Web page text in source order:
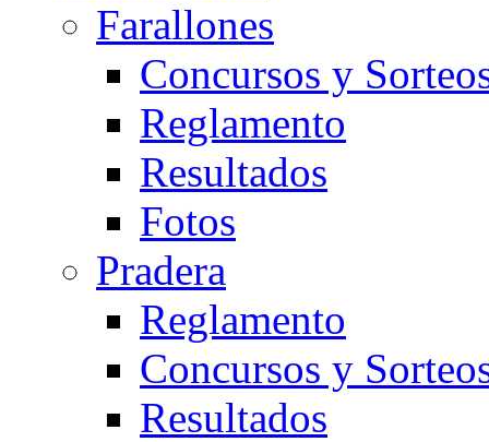
Farallones
Concursos y
Reglamento
Resultados
Fotos
Pradera
Reglamento
Concursos y
Resultados